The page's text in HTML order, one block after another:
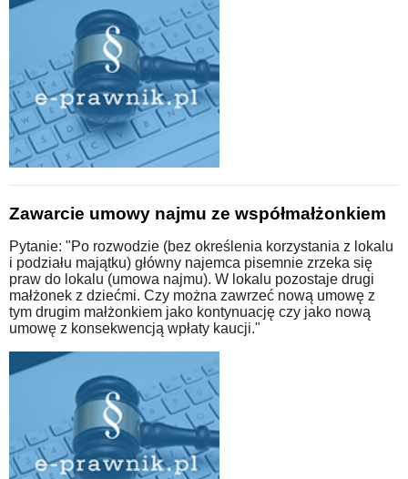
Zawarcie umowy najmu ze współmałżonkiem
Pytanie: "Po rozwodzie (bez określenia korzystania z lokalu
i podziału majątku) główny najemca pisemnie zrzeka się
praw do lokalu (umowa najmu). W lokalu pozostaje drugi
małżonek z dziećmi. Czy można zawrzeć nową umowę z
tym drugim małżonkiem jako kontynuację czy jako nową
umowę z konsekwencją wpłaty kaucji."